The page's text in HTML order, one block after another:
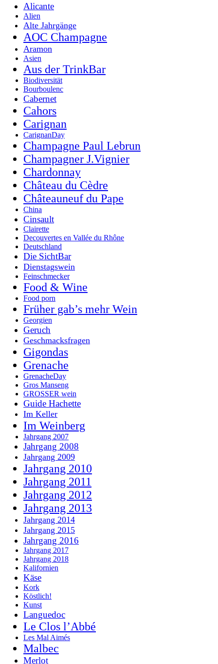
Alicante
Alien
Alte Jahrgänge
AOC Champagne
Aramon
Asien
Aus der TrinkBar
Biodiversität
Bourboulenc
Cabernet
Cahors
Carignan
CarignanDay
Champagne Paul Lebrun
Champagner J.Vignier
Chardonnay
Château du Cèdre
Châteauneuf du Pape
China
Cinsault
Clairette
Decouvertes en Vallée du Rhône
Deutschland
Die SichtBar
Dienstagswein
Feinschmecker
Food & Wine
Food porn
Früher gab’s mehr Wein
Georgien
Geruch
Geschmacksfragen
Gigondas
Grenache
GrenacheDay
Gros Manseng
GROSSER wein
Guide Hachette
Im Keller
Im Weinberg
Jahrgang 2007
Jahrgang 2008
Jahrgang 2009
Jahrgang 2010
Jahrgang 2011
Jahrgang 2012
Jahrgang 2013
Jahrgang 2014
Jahrgang 2015
Jahrgang 2016
Jahrgang 2017
Jahrgang 2018
Kalifornien
Käse
Kork
Köstlich!
Kunst
Languedoc
Le Clos l’Abbé
Les Mal Aimés
Malbec
Merlot